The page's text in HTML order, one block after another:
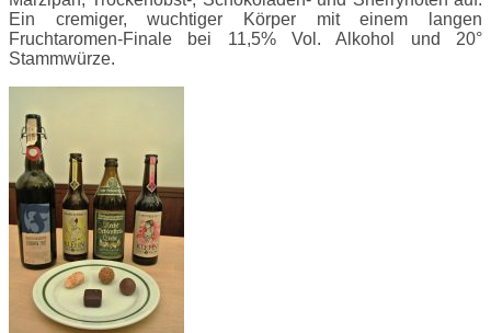
Ein cremiger, wuchtiger Körper mit einem langen
Fruchtaromen-Finale bei 11,5% Vol. Alkohol und 20°
Stammwürze.